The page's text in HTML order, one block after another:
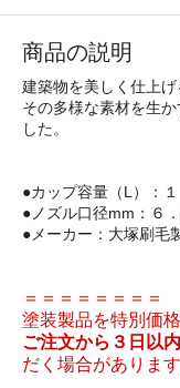
商品の説明
建築物を美しく仕上げ
その多様な素材を生
した。
●カップ容量（L）：１
●ノズル口径mm：６
●メーカー：大塚刷毛
＝＝＝＝＝＝＝＝
塗装製品を特別価
ご注文から３日以
だく場合があります